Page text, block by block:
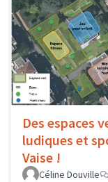
Des espaces
ludiques et
Vaise !
Céline Douville